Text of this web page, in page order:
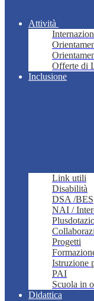
Attività
Offerte di
Inclusione
Link utili
Disabilità
DSA /BES
NAI /
Progetti
Istruzione
PAI
Scuola in
Didattica